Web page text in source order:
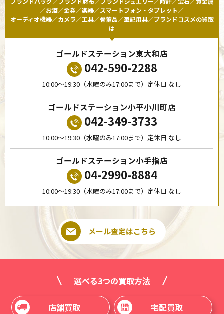
／お酒／金券／楽器／スマートフォン・タブレット／
オーディオ機器／カメラ／工具／骨董品／筆記用具／ブランドコスメの買取
は
ゴールドステーション東大和店
042-590-2288
10:00〜19:30（水曜のみ17:00まで）定休日 なし
ゴールドステーション小平小川町店
042-349-3733
10:00〜19:30（水曜のみ17:00まで）定休日 なし
ゴールドステーション小手指店
04-2990-8884
10:00〜19:30（水曜のみ17:00まで）定休日 なし
メール査定はこちら
選べる3つの買取方法
店舗買取 宅配買取